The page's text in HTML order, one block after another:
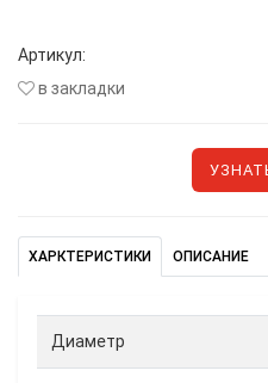
Артикул:
в закладки
ХАРКТЕРИСТИКИ ОПИСАНИЕ
Диаметр